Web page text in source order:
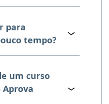
para
tempo?
um curso